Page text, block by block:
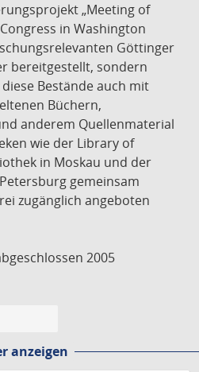
„Meeting of
in Washington
Göttinger
bereitgestellt, sondern
Bestände auch mit
Büchern,
anderem Quellenmaterial
wie der Library of
in Moskau und der
gemeinsam
zugänglich angeboten
2005
anzeigen